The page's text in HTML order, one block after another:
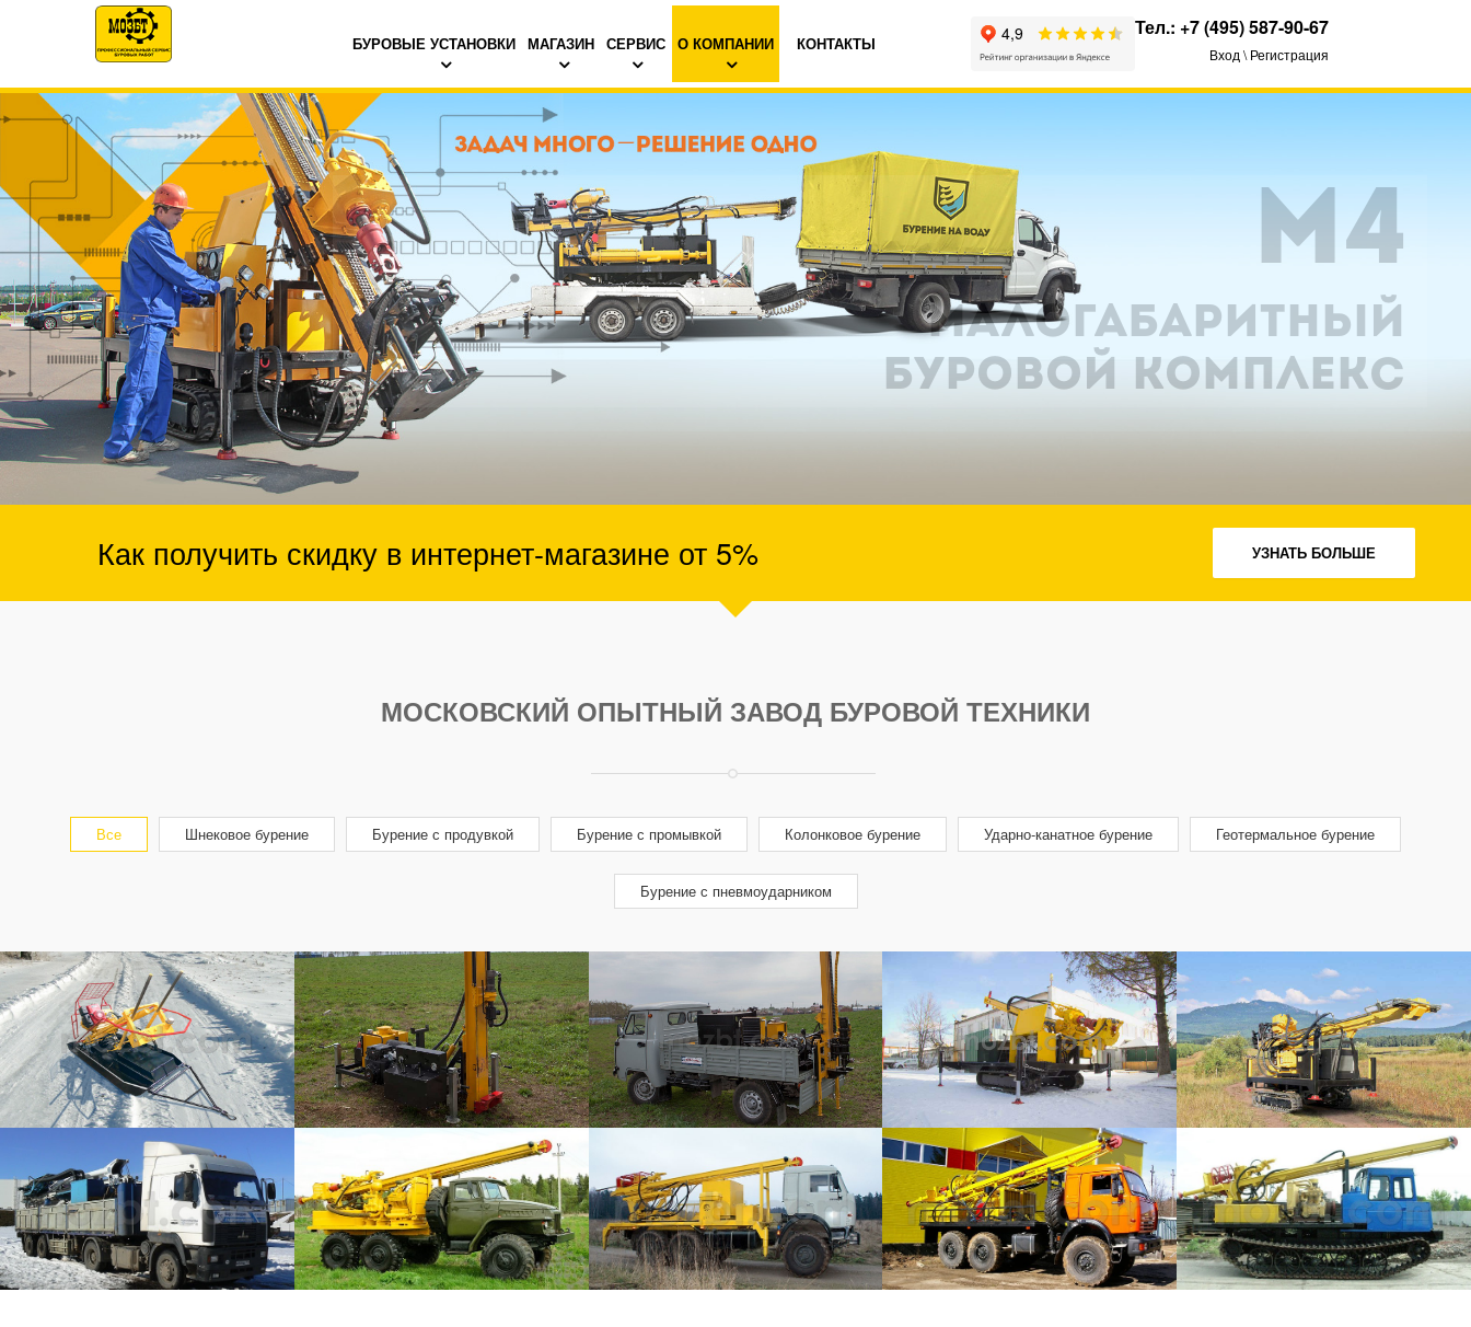
БУРОВЫЕ УСТАНОВКИ МАГАЗИН СЕРВИС О КОМПАНИИ КОНТАКТЫ
Тел.: +7 (495) 587-90-67
Вход \ Регистрация
Как получить скидку в интернет-магазине от 5% УЗНАТЬ БОЛЬШЕ
МОСКОВСКИЙ ОПЫТНЫЙ ЗАВОД БУРОВОЙ ТЕХНИКИ
Все Шнековое бурение Бурение с продувкой Бурение с промывкой Колонковое бурение Ударно-канатное бурение Геотермальное бурение
Бурение с пневмоударником